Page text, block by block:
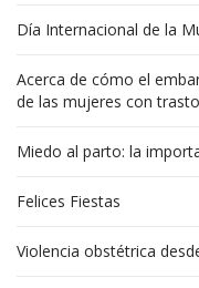
Día Internacional de la
Acerca de cómo el
de las mujeres con
Miedo al parto: la
Felices Fiestas
Violencia obstétrica